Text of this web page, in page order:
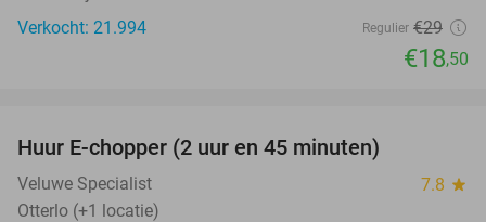
Verkocht: 21.994
Regulier €29
€18,50
Huur E-chopper (2 uur en 45 minuten)
Veluwe Specialist 7.8 star
Otterlo (+1 locatie)